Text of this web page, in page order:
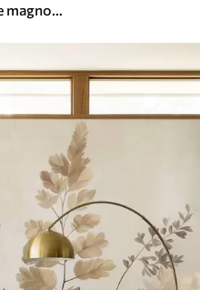
Bjerge og blomstrende lyserøde magnoliagrene, et landskab med dybde og tekstur